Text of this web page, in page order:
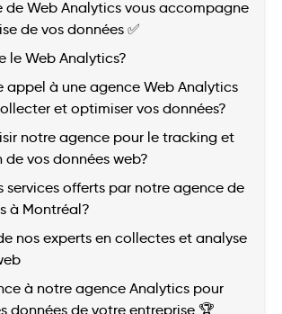
de Web Analytics vous accompagne
de vos données ✅
le Web Analytics?
appel à une agence Web Analytics
et optimiser vos données?
notre agence pour le tracking et
de vos données web?
services offerts par notre agence de
à Montréal?
nos experts en collectes et analyse
à notre agence Analytics pour
données de votre entreprise 🏆